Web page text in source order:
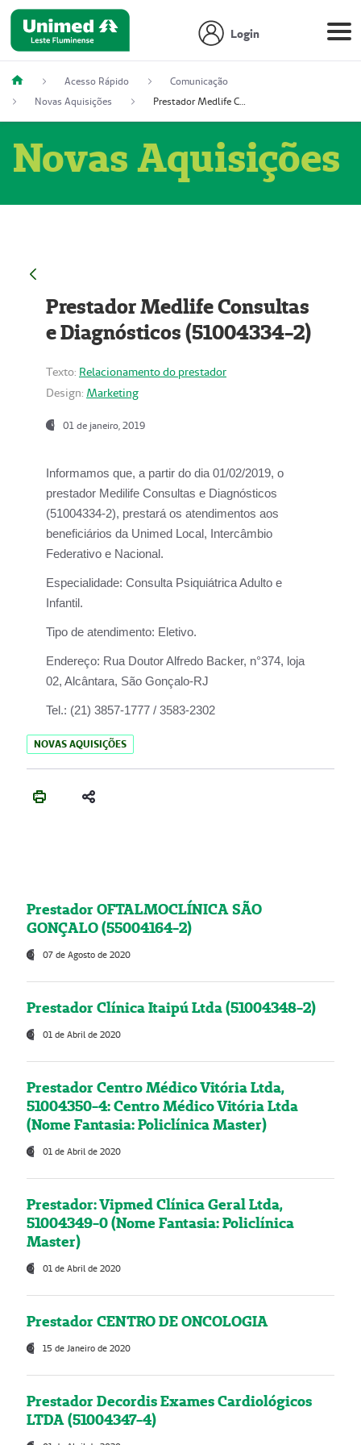
Login
Acesso Rápido
Comunicação
Novas Aquisições
Prestador Medlife Consultas e Diagnósticos (51004334-2)
Novas Aquisições
Prestador Medlife Consultas
e Diagnósticos (51004334-2)
Texto: Relacionamento do prestador
Design: Marketing
01 de janeiro, 2019
Informamos que, a partir do dia 01/02/2019, o
prestador Medilife Consultas e Diagnósticos
(51004334-2), prestará os atendimentos aos
beneficiários da Unimed Local, Intercâmbio
Federativo e Nacional.
Especialidade: Consulta Psiquiátrica Adulto e
Infantil.
Tipo de atendimento: Eletivo.
Endereço: Rua Doutor Alfredo Backer, n°374, loja
02, Alcântara, São Gonçalo-RJ
Tel.: (21) 3857-1777 / 3583-2302
NOVAS AQUISIÇÕES
Prestador OFTALMOCLÍNICA SÃO
GONÇALO (55004164-2)
07 de Agosto de 2020
Prestador Clínica Itaipú Ltda (51004348-2)
01 de Abril de 2020
Prestador Centro Médico Vitória Ltda,
51004350-4: Centro Médico Vitória Ltda
(Nome Fantasia: Policlínica Master)
01 de Abril de 2020
Prestador: Vipmed Clínica Geral Ltda,
51004349-0 (Nome Fantasia: Policlínica
Master)
01 de Abril de 2020
Prestador CENTRO DE ONCOLOGIA
15 de Janeiro de 2020
Prestador Decordis Exames Cardiológicos
LTDA (51004347-4)